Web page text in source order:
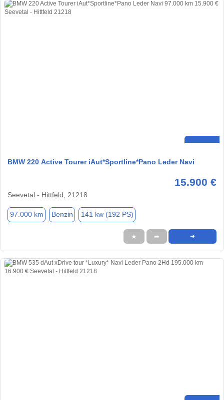
BMW 220 Active Tourer iAut*Sportline*Pano Leder Navi
15.900 €
Seevetal - Hittfeld, 21218
97.000 km Benzin 141 kw (192 PS)
★ ➦ ➜